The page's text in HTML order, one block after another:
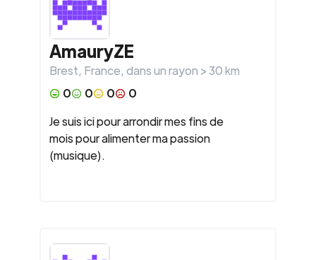
AmauryZE
Brest, France, dans un rayon >30km
0
0 0
0
Je suis ici pour arrondir mes fins de
mois pour alimenter ma passion
(musique).